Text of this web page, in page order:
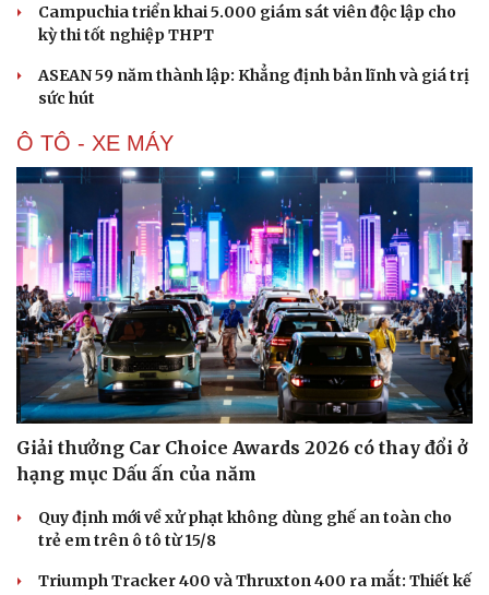
Cải chính
Campuchia triển khai 5.000 giám sát viên độc lập cho
kỳ thi tốt nghiệp THPT
ASEAN 59 năm thành lập: Khẳng định bản lĩnh và giá trị
sức hút
Ô TÔ - XE MÁY
Giải thưởng Car Choice Awards 2026 có thay đổi ở
hạng mục Dấu ấn của năm
Quy định mới về xử phạt không dùng ghế an toàn cho
trẻ em trên ô tô từ 15/8
Triumph Tracker 400 và Thruxton 400 ra mắt: Thiết kế